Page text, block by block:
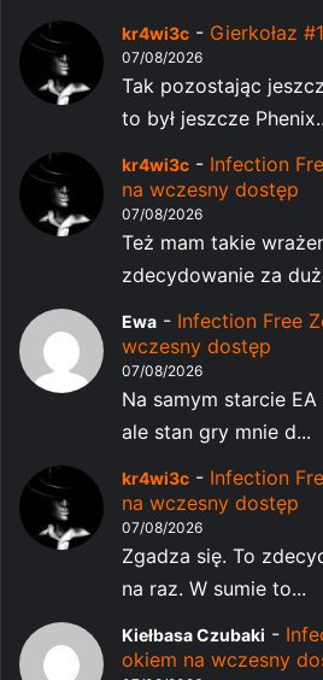
kr4wi3c - Gierkołaz
07/08/2026
Tak pozostając
to był jeszcze
kr4wi3c - Infection
na wczesny dostęp
07/08/2026
Też mam takie
zdecydowanie za
Ewa - Infection Free
wczesny dostęp
07/08/2026
Na samym starcie
ale stan gry mnie d...
kr4wi3c - Infection
na wczesny dostęp
07/08/2026
Zgadza się. To
na raz. W sumie to...
Kiełbasa Czubaki -
okiem na wczesny